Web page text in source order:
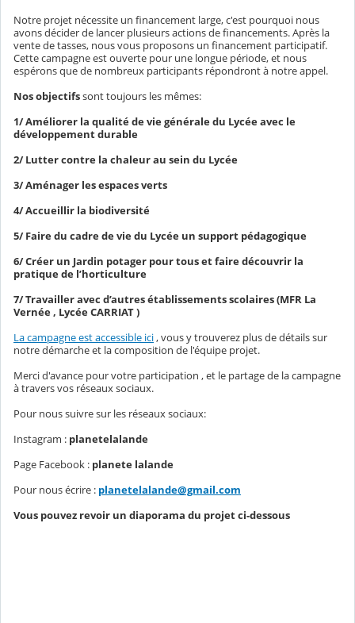
Notre projet nécessite un financement large, c'est pourquoi nous
avons décider de lancer plusieurs actions de financements. Après la
vente de tasses, nous vous proposons un financement participatif.
Cette campagne est ouverte pour une longue période, et nous
espérons que de nombreux participants répondront à notre appel.
Nos objectifssont toujours les mêmes:
1/ Améliorer la qualité de vie générale du Lycée avec le
développement durable
2/ Lutter contre la chaleur au sein du Lycée
3/ Aménager les espaces verts
4/ Accueillir la biodiversité
5/ Faire du cadre de vie du Lycée un support pédagogique
6/ Créer un Jardin potager pour tous et faire découvrir la
pratique de l’horticulture
7/ Travailler avec d’autres établissements scolaires (MFR La
Vernée , Lycée CARRIAT )
La campagne est accessible ici , vous y trouverez plus de détails sur
notre démarche et la composition de l'équipe projet.
Merci d'avance pour votre participation , et le partage de la campagne
à travers vos réseaux sociaux.
Pour nous suivre sur les réseaux sociaux:
Instagram : planetelalande
Page Facebook : planete lalande
Pour nous écrire : planetelalande@gmail.com
Vous pouvez revoir un diaporama du projet ci-dessous